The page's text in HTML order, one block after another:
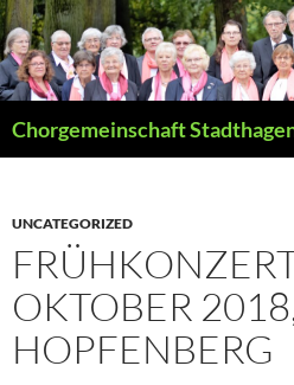
Chorgemeinschaft
UNCATEGORIZED
OKTOBER
HOPFENBERG